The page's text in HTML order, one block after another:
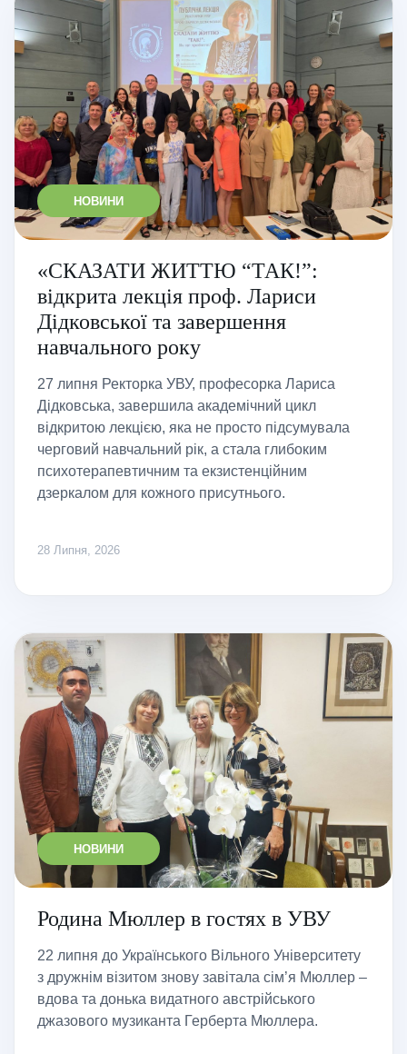
НОВИНИ
«СКАЗАТИ ЖИТТЮ “ТАК!”:
відкрита лекція проф. Лариси
Дідковської та завершення
навчального року
27 липня Ректорка УВУ, професорка Лариса
Дідковська, завершила академічний цикл
відкритою лекцією, яка не просто підсумувала
черговий навчальний рік, а стала глибоким
психотерапевтичним та екзистенційним
дзеркалом для кожного присутнього.
28 Липня, 2026
НОВИНИ
Родина Мюллер в гостях в УВУ
22 липня до Українського Вільного Університету
з дружнім візитом знову завітала сім’я Мюллер –
вдова та донька видатного австрійського
джазового музиканта Герберта Мюллера.